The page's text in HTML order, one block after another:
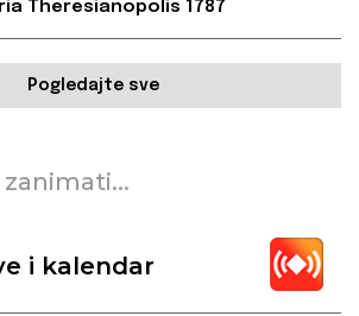
Theresianopolis 1787
Pogledajte sve
i kalendar